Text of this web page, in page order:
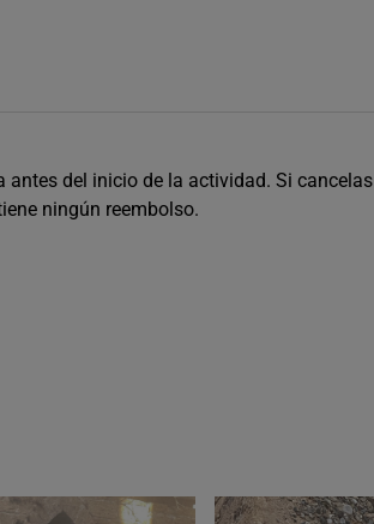
antes del inicio de la actividad. Si cancelas
ningún reembolso.